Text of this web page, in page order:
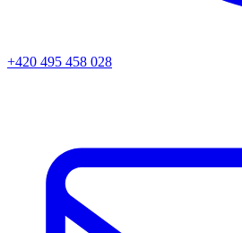
+420 495 458 028